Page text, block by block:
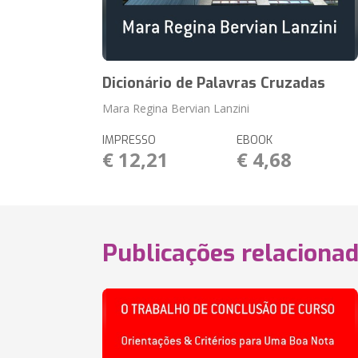
Dicionário de Palavras Cruzadas
Mara Regina Bervian Lanzini
IMPRESSO
€ 12,21
EBOOK
€ 4,68
Publicações